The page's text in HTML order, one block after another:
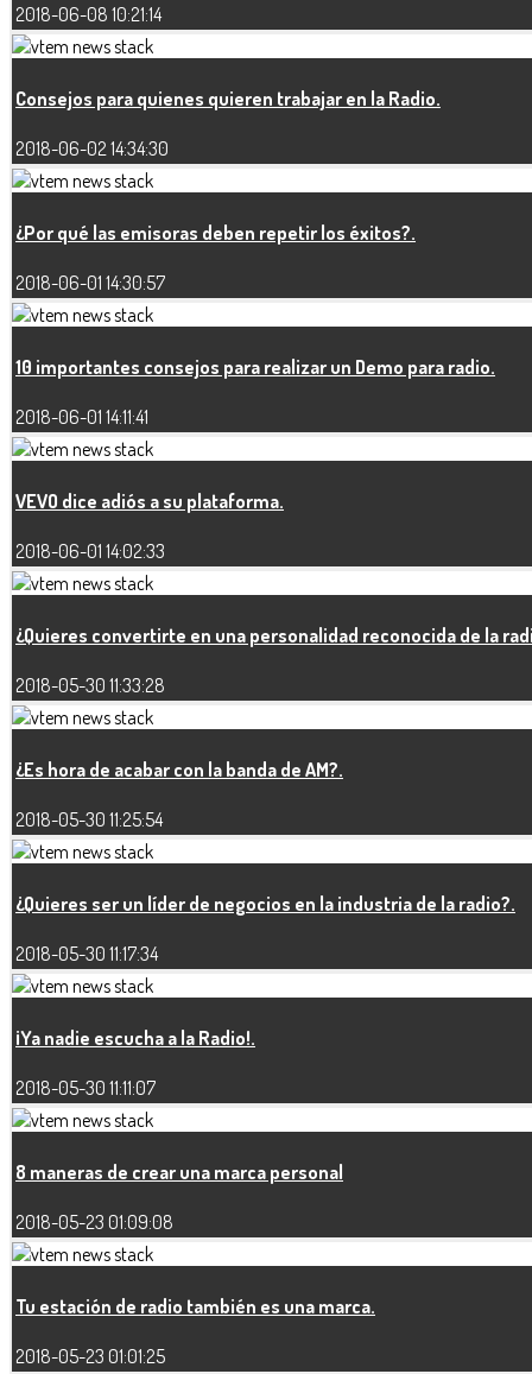
2018-06-08 10:21:14
Consejos para quienes quieren trabajar en la Radio.
2018-06-02 14:34:30
¿Por qué las emisoras deben repetir los éxitos?.
2018-06-01 14:30:57
10 importantes consejos para realizar un Demo para radio.
2018-06-01 14:11:41
VEVO dice adiós a su plataforma.
2018-06-01 14:02:33
¿Quieres convertirte en una personalidad reconocida de la
2018-05-30 11:33:28
¿Es hora de acabar con la banda de AM?.
2018-05-30 11:25:54
¿Quieres ser un líder de negocios en la industria de la radio?.
2018-05-30 11:17:34
¡Ya nadie escucha a la Radio!.
2018-05-30 11:11:07
8 maneras de crear una marca personal
2018-05-23 01:09:08
Tu estación de radio también es una marca.
2018-05-23 01:01:25